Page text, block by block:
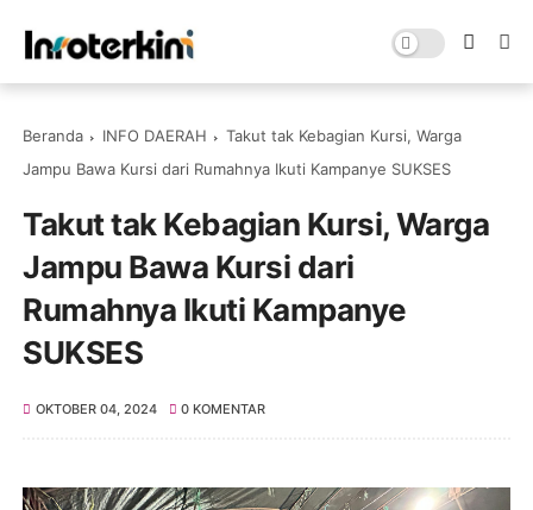
Beranda INFO DAERAH
Takut tak Kebagian Kursi, Warga
Jampu Bawa Kursi dari Rumahnya Ikuti Kampanye SUKSES
Takut tak Kebagian Kursi, Warga
Jampu Bawa Kursi dari
Rumahnya Ikuti Kampanye
SUKSES
OKTOBER 04, 2024 0 KOMENTAR